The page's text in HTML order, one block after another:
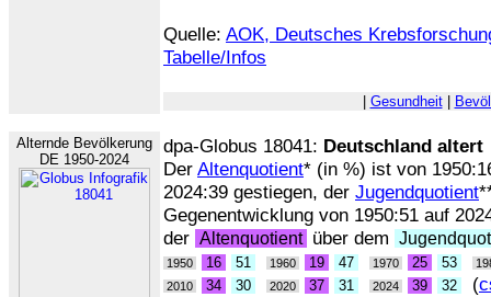
Quelle: AOK, Deutsches
Tabelle/Infos
Gesundheit|
Alternde Bevölkerung
DE 1950-2024
dpa-Globus 18041: Deutschland altert
Der Altenquotient* (in %) ist von
2024:39 gestiegen, der Jugendquotient
Gegenentwicklung von 1950:51 auf
der Altenquotient über dem
1950 16 51 1960 19 47 1970 25 53
2010
34 30 2020 37 31 2024 39 32 (